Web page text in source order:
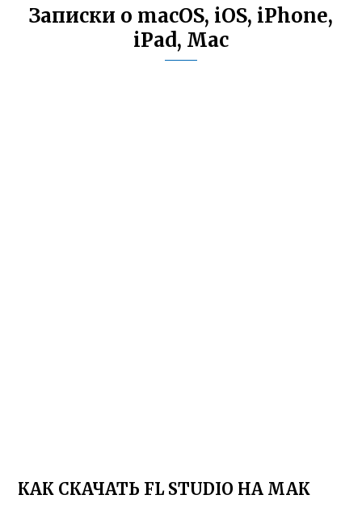
Записки о macOS, iOS, iPhone,
iPad, Mac
КАК СКАЧАТЬ FL STUDIO НА МАК